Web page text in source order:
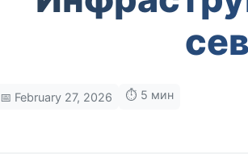
📅 February 27, 2026 ⏱️ 5 мин